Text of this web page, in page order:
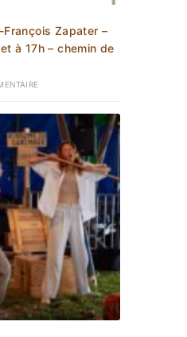
François Zapater –
à 17h – chemin de